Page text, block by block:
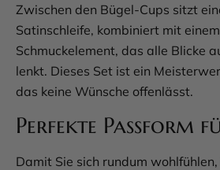
Zwischen den Bügel-Cups sitzt
Satinschleife, kombiniert mit
Schmuckelement, das alle Blicke
lenkt. Dieses Set ist ein
das keine Wünsche offenlässt.
Perfekte Passform
Damit Sie sich rundum